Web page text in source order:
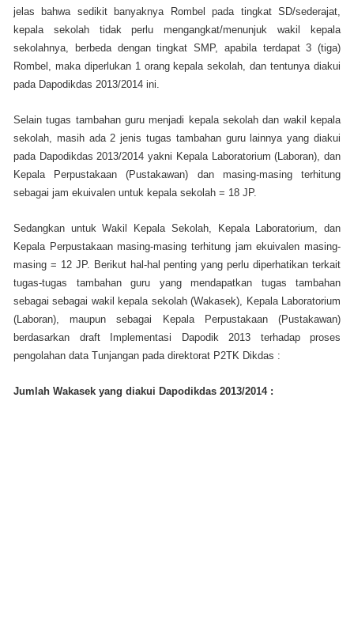
jelas bahwa sedikit banyaknya Rombel pada tingkat SD/sederajat,
kepala sekolah tidak perlu mengangkat/menunjuk wakil kepala
sekolahnya, berbeda dengan tingkat SMP, apabila terdapat 3 (tiga)
Rombel, maka diperlukan 1 orang kepala sekolah, dan tentunya diakui
pada Dapodikdas 2013/2014 ini.
Selain tugas tambahan guru menjadi kepala sekolah dan wakil kepala
sekolah, masih ada 2 jenis tugas tambahan guru lainnya yang diakui
pada Dapodikdas 2013/2014 yakni Kepala Laboratorium (Laboran), dan
Kepala Perpustakaan (Pustakawan) dan masing-masing terhitung
sebagai jam ekuivalen untuk kepala sekolah = 18 JP.
Sedangkan untuk Wakil Kepala Sekolah, Kepala Laboratorium, dan
Kepala Perpustakaan masing-masing terhitung jam ekuivalen masing-
masing = 12 JP. Berikut hal-hal penting yang perlu diperhatikan terkait
tugas-tugas tambahan guru yang mendapatkan tugas tambahan
sebagai sebagai wakil kepala sekolah (Wakasek), Kepala Laboratorium
(Laboran), maupun sebagai Kepala Perpustakaan (Pustakawan)
berdasarkan draft Implementasi Dapodik 2013 terhadap proses
pengolahan data Tunjangan pada direktorat P2TK Dikdas :
Jumlah Wakasek yang diakui Dapodikdas 2013/2014 :